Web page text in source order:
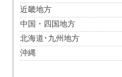
近畿地方
中国・四国地方
北海道･九州地方
沖縄